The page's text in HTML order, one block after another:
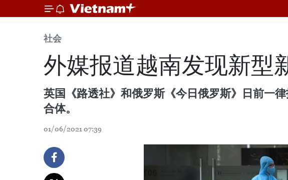
社会
外媒报道越南发现新型
英国《路透社》和俄罗斯《今日俄罗斯》日前一
合体。
01/06/2021 07:39